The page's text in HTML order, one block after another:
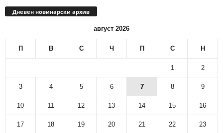
Дневен новинарски архив
август 2026
П В С Ч П С Н
1 2
3 4 5 6 7 8 9
10 11 12 13 14 15 16
17 18 19 20 21 22 23